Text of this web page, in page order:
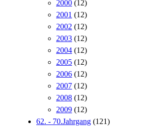
2000 (12)
2001 (12)
2002 (12)
2003 (12)
2004 (12)
2005 (12)
2006 (12)
2007 (12)
2008 (12)
2009 (12)
62. - 70.Jahrgang (121)